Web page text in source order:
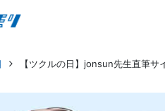
【ツクルの日】jonsun先生直筆サ